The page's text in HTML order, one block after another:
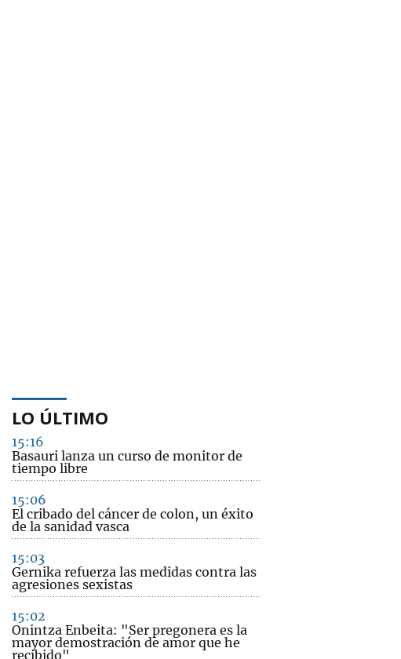
LO ÚLTIMO
15:16
Basauri lanza un curso de monitor de
tiempo libre
15:06
El cribado del cáncer de colon, un éxito
de la sanidad vasca
15:03
Gernika refuerza las medidas contra las
agresiones sexistas
15:02
Onintza Enbeita: "Ser pregonera es la
mayor demostración de amor que he
recibido"